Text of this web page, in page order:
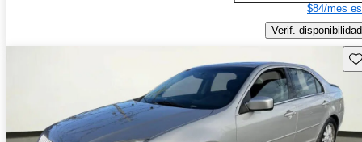
$84/mes
Verif. disponibilidad